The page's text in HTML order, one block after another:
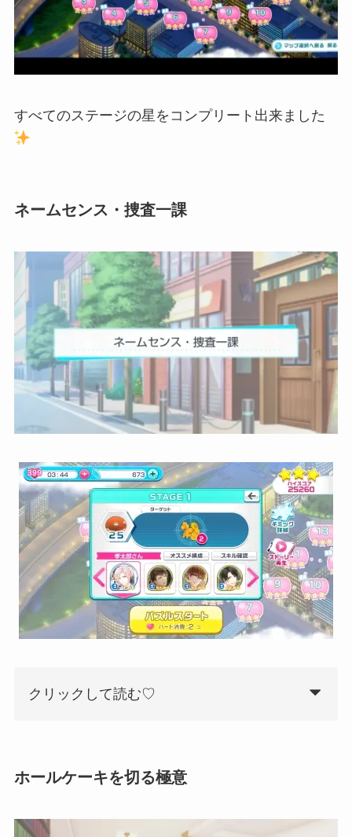
すべてのステージの星をコンプリート出来ました
ネームセンス・捜査一課
クリックして読む♡
ホールケーキを切る極意